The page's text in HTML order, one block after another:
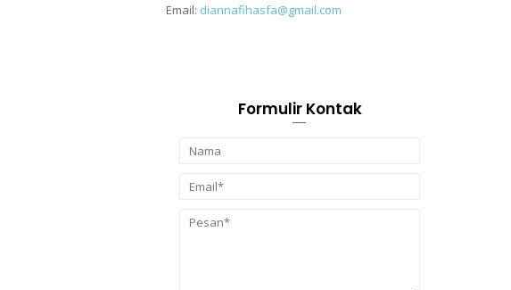
Email: diannafihasfa@gmail.com
Formulir Kontak